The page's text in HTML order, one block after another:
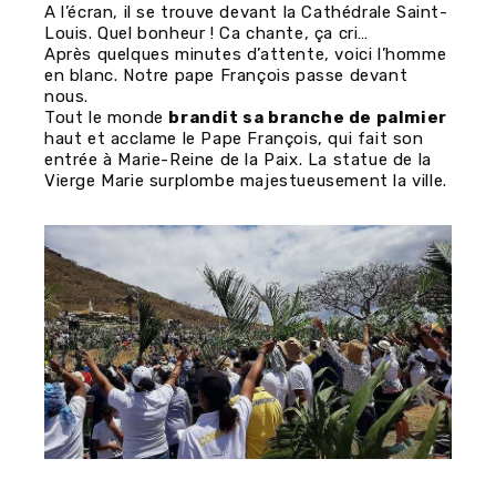
A l’écran, il se trouve devant la Cathédrale Saint-
Louis. Quel bonheur ! Ca chante, ça cri…
Après quelques minutes d’attente, voici l’homme
en blanc. Notre pape François passe devant
nous.
Tout le monde brandit sa branche de palmier
haut et acclame le Pape François, qui fait son
entrée à Marie-Reine de la Paix. La statue de la
Vierge Marie surplombe majestueusement la ville.